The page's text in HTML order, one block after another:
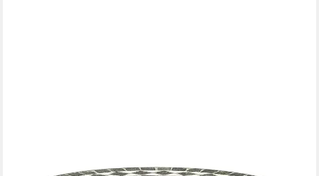
Gartentisch Mosaiktisch Diana, Stahl / Stein, braun / grau / weiß,